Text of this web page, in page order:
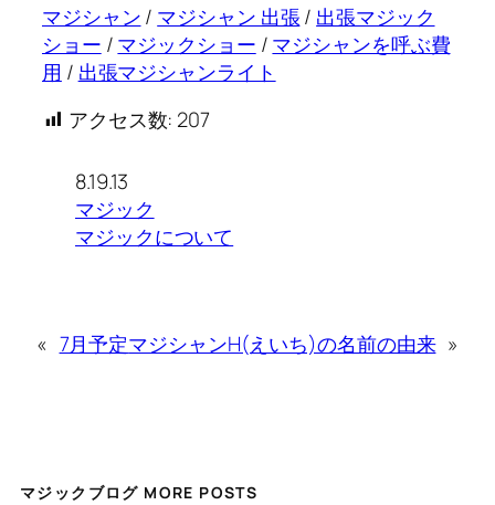
マジシャン/ マジシャン 出張/ 出張マジック
ショー /マジックショー /マジシャンを呼ぶ費
用 / 出張マジシャンライト
アクセス数: 207
8.19.13
マジック
マジックについて
« 7月予定マジシャンH(えいち)の名前の由来 »
マジックブログ MORE POSTS